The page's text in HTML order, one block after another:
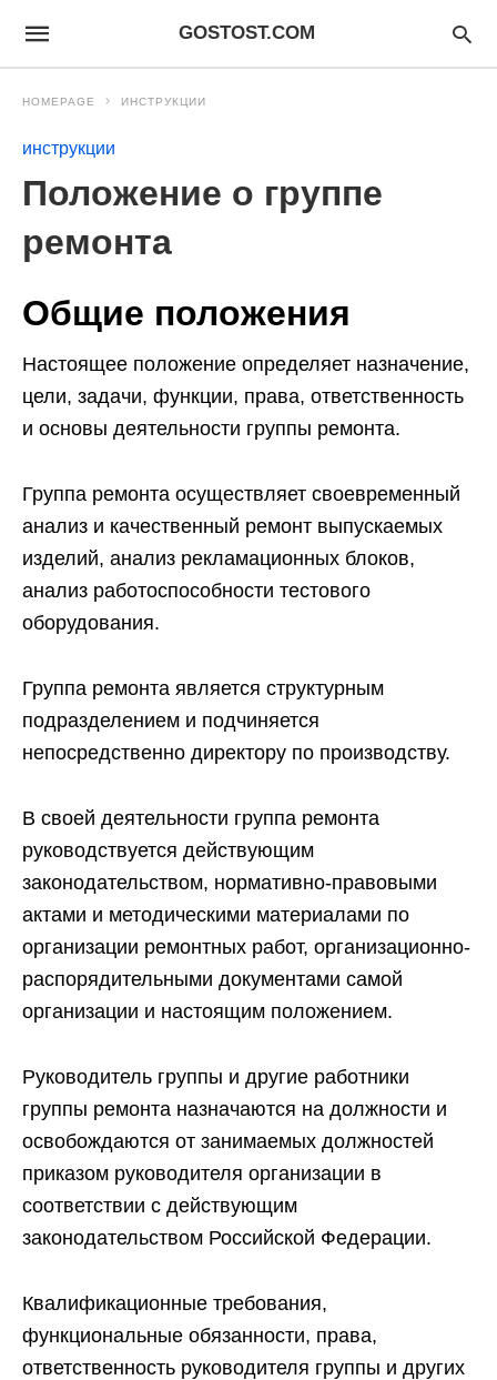
GOSTOST.COM
HOMEPAGE ИНСТРУКЦИИ
инструкции
Положение о группе
ремонта
Общие положения
Настоящее положение определяет назначение,
цели, задачи, функции, права, ответственность
и основы деятельности группы ремонта.
Группа ремонта осуществляет своевременный
анализ и качественный ремонт выпускаемых
изделий, анализ рекламационных блоков,
анализ работоспособности тестового
оборудования.
Группа ремонта является структурным
подразделением и подчиняется
непосредственно директору по производству.
В своей деятельности группа ремонта
руководствуется действующим
законодательством, нормативно-правовыми
актами и методическими материалами по
организации ремонтных работ, организационно-
распорядительными документами самой
организации и настоящим положением.
Руководитель группы и другие работники
группы ремонта назначаются на должности и
освобождаются от занимаемых должностей
приказом руководителя организации в
соответствии с действующим
законодательством Российской Федерации.
Квалификационные требования,
функциональные обязанности, права,
ответственность руководителя группы и других